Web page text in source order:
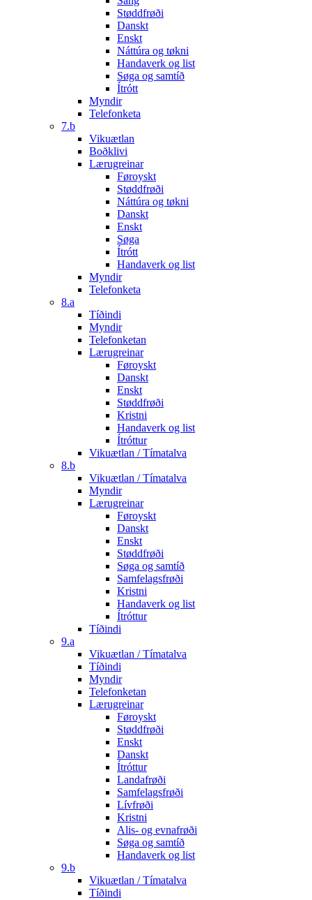
Støddfrøði
Danskt
Enskt
Náttúra og tøkni
Handaverk og list
Søga og samtíð
Ítrótt
Myndir
Telefonketa
7.b
Vikuætlan
Boðklivi
Lærugreinar
Føroyskt
Støddfrøði
Náttúra og tøkni
Danskt
Enskt
Søga
Ítrótt
Handaverk og list
Myndir
Telefonketa
8.a
Tíðindi
Myndir
Telefonketan
Lærugreinar
Føroyskt
Danskt
Enskt
Støddfrøði
Kristni
Handaverk og list
Ítróttur
Vikuætlan / Tímatalva
8.b
Vikuætlan / Tímatalva
Myndir
Lærugreinar
Føroyskt
Danskt
Enskt
Støddfrøði
Søga og samtíð
Samfelagsfrøði
Kristni
Handaverk og list
Ítróttur
Tíðindi
9.a
Vikuætlan / Tímatalva
Tíðindi
Myndir
Telefonketan
Lærugreinar
Føroyskt
Støddfrøði
Enskt
Danskt
Ítróttur
Landafrøði
Samfelagsfrøði
Lívfrøði
Kristni
Alis- og evnafrøði
Søga og samtíð
Handaverk og list
9.b
Vikuætlan / Tímatalva
Tíðindi